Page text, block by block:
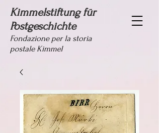
Kimmelstiftung für
Postgeschichte
Fondazione per la storia
postale Kimmel